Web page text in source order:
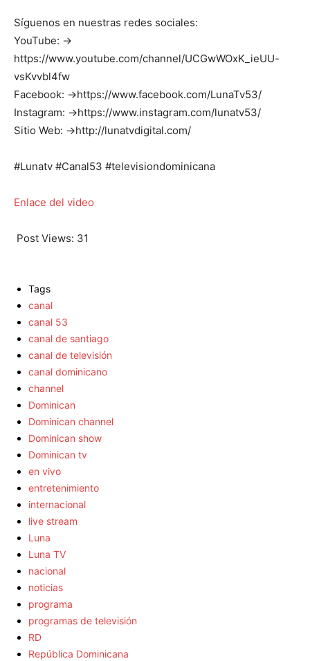
Síguenos en nuestras redes sociales:
YouTube: →
https://www.youtube.com/channel/UCGwWOxK_ieUU-
vsKvvbl4fw
Facebook: →https://www.facebook.com/LunaTv53/
Instagram: →https://www.instagram.com/lunatv53/
Sitio Web: →http://lunatvdigital.com/
#Lunatv #Canal53 #televisiondominicana
Enlace del video
Post Views: 31
Tags
canal
canal 53
canal de santiago
canal de televisión
canal dominicano
channel
Dominican
Dominican channel
Dominican show
Dominican tv
en vivo
entretenimiento
internacional
live stream
Luna
Luna TV
nacional
noticias
programa
programas de televisión
RD
República Dominicana